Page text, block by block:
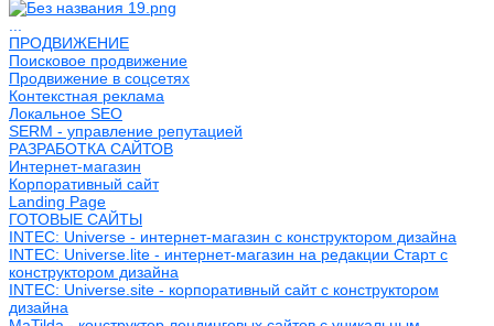
ПРОДВИЖЕНИЕ
Поисковое продвижение
Продвижение в соцсетях
Контекстная реклама
Локальное SEO
SERM - управление репутацией
РАЗРАБОТКА САЙТОВ
Интернет-магазин
Корпоративный сайт
Landing Page
ГОТОВЫЕ САЙТЫ
INTEC: Universe - интернет-магазин с конструктором дизайна
INTEC: Universe.lite - интернет-магазин на редакции Старт с
конструктором дизайна
INTEC: Universe.site - корпоративный сайт с конструктором
дизайна